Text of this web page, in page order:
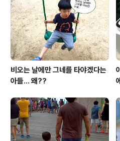
비오는 날에만 그네를 타야겠다는
아들... 왜??